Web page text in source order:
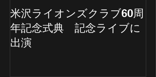
米沢ライオンズクラブ60周
年記念式典 記念ライブに
出演